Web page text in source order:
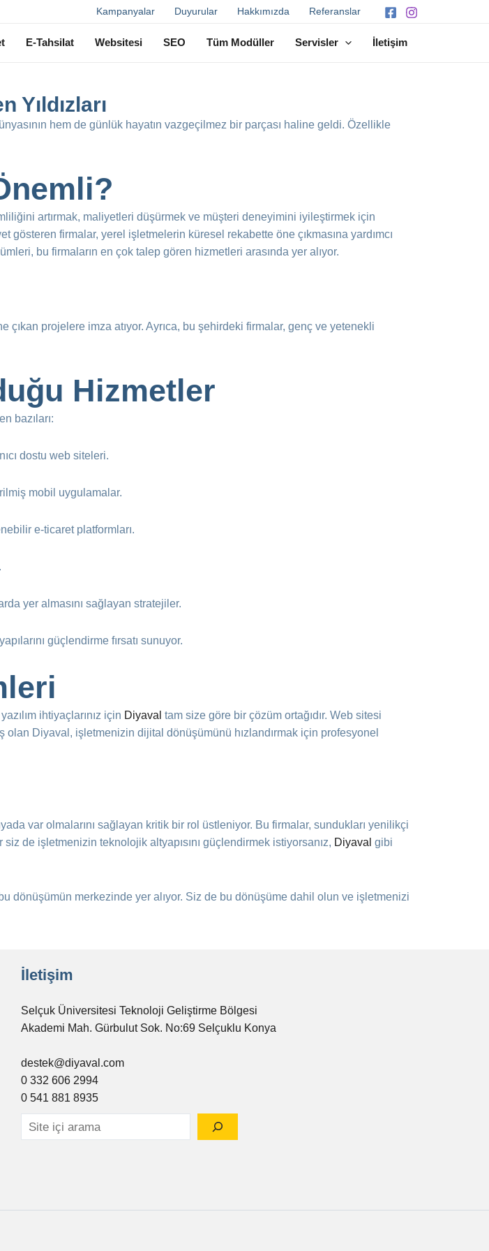
Kampanyalar Duyurular Hakkımızda Referanslar
E-Tahsilat Websitesi SEO Tüm Modüller Servisler İletişim
Yıldızları
hem de günlük hayatın vazgeçilmez bir parçası haline geldi. Özellikle
artırmak, maliyetleri düşürmek ve müşteri deneyimini iyileştirmek için
firmalar, yerel işletmelerin küresel rekabette öne çıkmasına yardımcı
bu firmaların en çok talep gören hizmetleri arasında yer alıyor.
çıkan projelere imza atıyor. Ayrıca, bu şehirdeki firmalar, genç ve yetenekli
Hizmetler
bazıları:
dostu web siteleri.
mobil uygulamalar.
e-ticaret platformları.
yer almasını sağlayan stratejiler.
güçlendirme fırsatı sunuyor.
ihtiyaçlarınız için Diyaval tam size göre bir çözüm ortağıdır. Web sitesi
Diyaval, işletmenizin dijital dönüşümünü hızlandırmak için profesyonel
var olmalarını sağlayan kritik bir rol üstleniyor. Bu firmalar, sundukları yenilikçi
de işletmenizin teknolojik altyapısını güçlendirmek istiyorsanız, Diyaval gibi
dönüşümün merkezinde yer alıyor. Siz de bu dönüşüme dahil olun ve işletmenizi
İletişim
Selçuk Üniversitesi Teknoloji Geliştirme Bölgesi
Akademi Mah. Gürbulut Sok. No:69 Selçuklu Konya
destek@diyaval.com
0 332 606 2994
0 541 881 8935